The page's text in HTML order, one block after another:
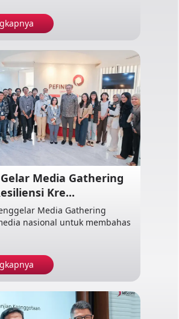
Media Gathering
Kre...
Media Gathering
nasional untuk membahas